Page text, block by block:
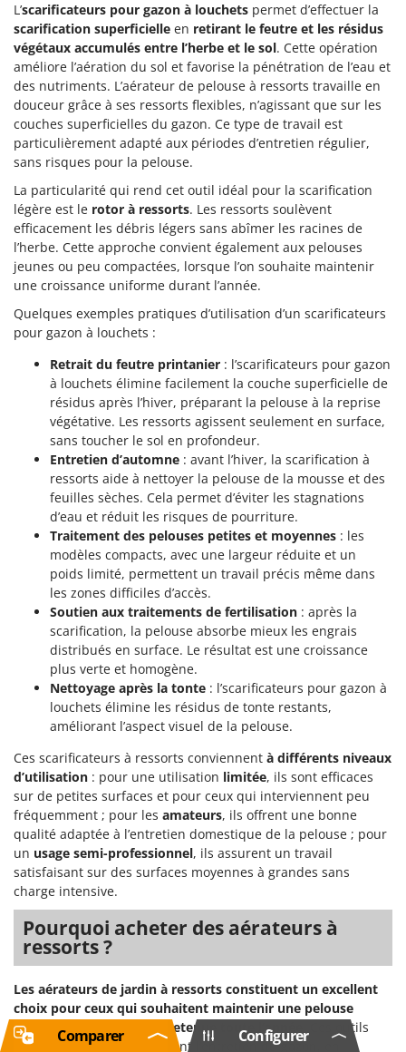
L’scarificateurs pour gazon à louchets permet d’effectuer la
scarification superficielle en retirant le feutre et les résidus
végétaux accumulés entre l’herbe et le sol. Cette opération
améliore l’aération du sol et favorise la pénétration de l’eau et
des nutriments. L’aérateur de pelouse à ressorts travaille en
douceur grâce à ses ressorts flexibles, n’agissant que sur les
couches superficielles du gazon. Ce type de travail est
particulièrement adapté aux périodes d’entretien régulier,
sans risques pour la pelouse.
La particularité qui rend cet outil idéal pour la scarification
légère est le rotor à ressorts. Les ressorts soulèvent
efficacement les débris légers sans abîmer les racines de
l’herbe. Cette approche convient également aux pelouses
jeunes ou peu compactées, lorsque l’on souhaite maintenir
une croissance uniforme durant l’année.
Quelques exemples pratiques d’utilisation d’un scarificateurs
pour gazon à louchets :
Retrait du feutre printanier : l’scarificateurs pour gazon
à louchets élimine facilement la couche superficielle de
résidus après l’hiver, préparant la pelouse à la reprise
végétative. Les ressorts agissent seulement en surface,
sans toucher le sol en profondeur.
Entretien d’automne : avant l’hiver, la scarification à
ressorts aide à nettoyer la pelouse de la mousse et des
feuilles sèches. Cela permet d’éviter les stagnations
d’eau et réduit les risques de pourriture.
Traitement des pelouses petites et moyennes : les
modèles compacts, avec une largeur réduite et un
poids limité, permettent un travail précis même dans
les zones difficiles d’accès.
Soutien aux traitements de fertilisation : après la
scarification, la pelouse absorbe mieux les engrais
distribués en surface. Le résultat est une croissance
plus verte et homogène.
Nettoyage après la tonte : l’scarificateurs pour gazon à
louchets élimine les résidus de tonte restants,
améliorant l’aspect visuel de la pelouse.
Ces scarificateurs à ressorts conviennent à différents niveaux
d’utilisation : pour une utilisation limitée, ils sont efficaces
sur de petites surfaces et pour ceux qui interviennent peu
fréquemment ; pour les amateurs, ils offrent une bonne
qualité adaptée à l’entretien domestique de la pelouse ; pour
un usage semi-professionnel, ils assurent un travail
satisfaisant sur des surfaces moyennes à grandes sans
charge intensive.
Pourquoi acheter des aérateurs à
ressorts ?
Les aérateurs de jardin à ressorts constituent un excellent
choix pour ceux qui souhaitent maintenir une pelouse
saine, propre et bien entretenue toute l’année
. Ces outils
simplifient considérablement l’entretien du gazon, en
Configurer
Comparer